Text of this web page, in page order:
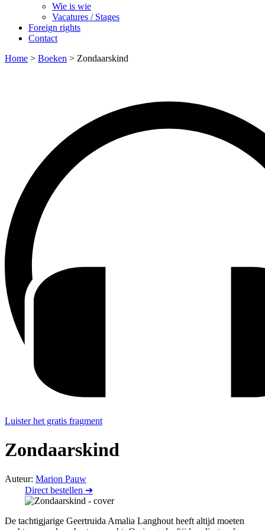
Wie is wie
Vacatures / Stages
Foreign rights
Contact
Home > Boeken > Zondaarskind
Luister het gratis fragment
Zondaarskind
Auteur: Marion Pauw
Direct bestellen ➔
De tachtigjarige Geertruida Amalia Langhout heeft altijd moeten